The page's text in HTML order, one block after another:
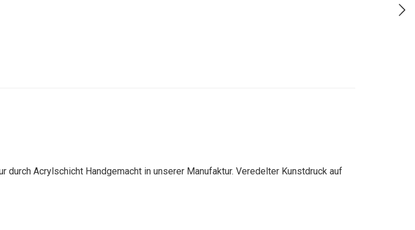
Acrylschicht Handgemacht in unserer Manufaktur. Veredelter Kunstdruck auf